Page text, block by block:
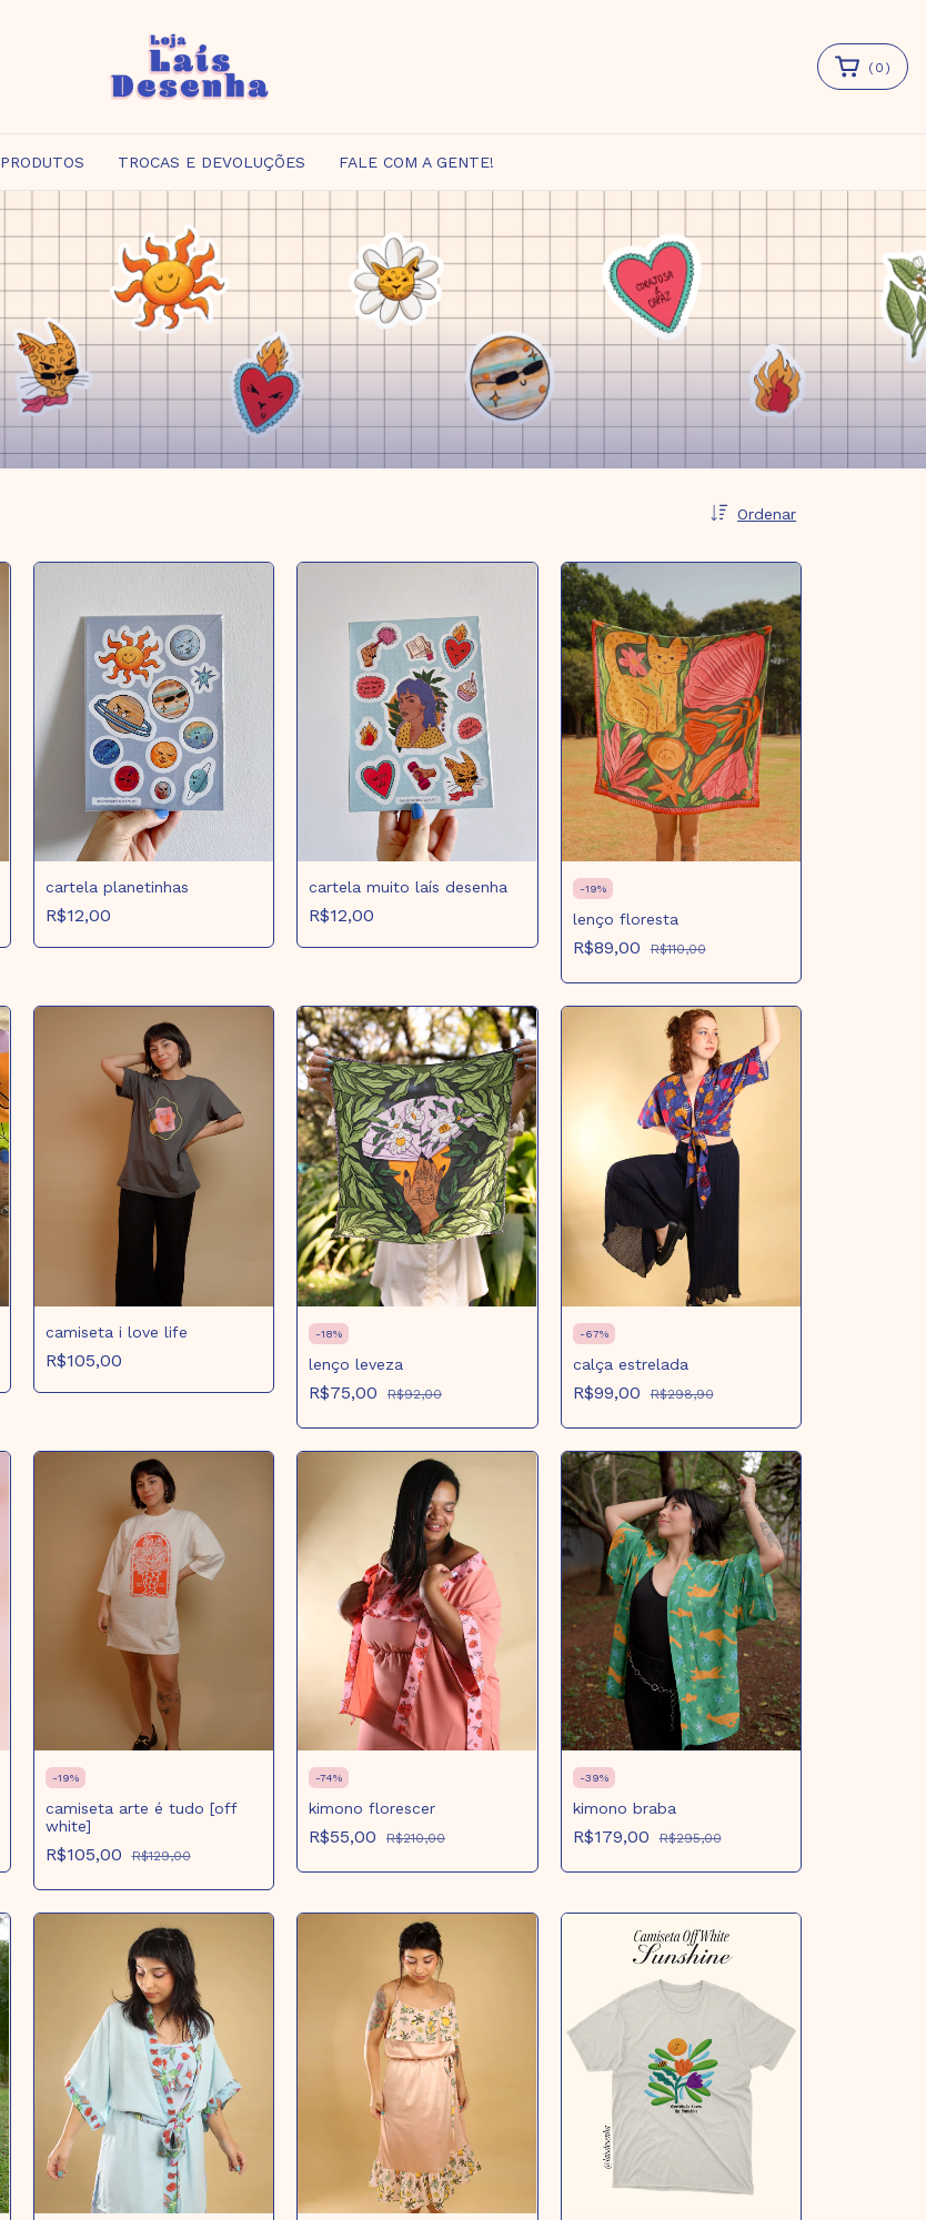
( 0 )
PRODUTOS TROCAS E DEVOLUÇÕES FALE COM A GENTE!
Ordenar
cartela planetinhas
R$12,00
cartela muito laís desenha
R$12,00
-19%
lenço floresta
R$89,00 R$110,00
camiseta i love life
R$105,00
-18%
lenço leveza
R$75,00 R$92,00
-67%
calça estrelada
R$99,00 R$298,90
-19%
camiseta arte é tudo [off
white]
R$105,00 R$129,00
-74%
kimono florescer
R$55,00 R$210,00
-39%
kimono braba
R$179,00 R$295,00